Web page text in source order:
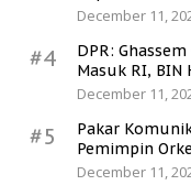
December 11,
#4
DPR:
Masuk RI, BIN
December 11,
#5
Pakar
Pemimpin
December 11,